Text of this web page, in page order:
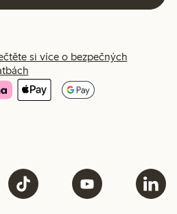
si více o bezpečných